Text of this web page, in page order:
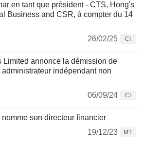
en tant que président - CTS, Hong's
Business and CSR, à compter du 14
26/02/25
CI
Limited annonce la démission de
indépendant non
06/09/24
CI
son directeur financier
19/12/23
MT